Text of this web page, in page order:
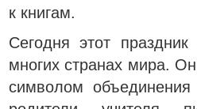
к книгам.
Сегодня этот
многих странах мира.
символом объединения